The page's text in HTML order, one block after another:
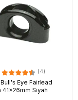
(4)
Eye Fairlead
41x26mm Siyah